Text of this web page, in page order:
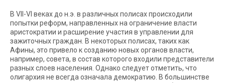
В VII-VI веках до н.э. в различных полисах происходили
попытки реформ, направленных на ограничение власти
аристократии и расширение участия в управлении для
зажиточных граждан. В некоторых полисах, таких как
Афины, это привело к созданию новых органов власти,
например, совета, в состав которого входили представители
разных слоев населения. Однако следует отметить, что
олигархия не всегда означала демократию. В большинстве